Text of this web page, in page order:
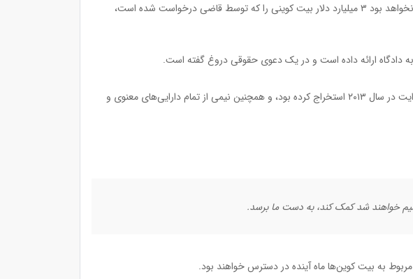
به گزارش «bitcoinexchangeguide»، کریگ رایت که ادعا می‌کند ساتوشی ناکاموتو (خالق بیت کوین) است، قادر نخواهد بود ۳ میلیارد دلار بیت کوینی را که توسط قاضی درخواست شده است،
طبق حکم صادره از طرف قاضی، «دیو کلینمن» (Dave Kleinman) شریکِ رایت، مالک نیمی از بیت کو‌ین‌هایی که رایت در سال ۲۰۱۳ استخراج کرده بود، و همچنین نیمی از تمام دارایی‌های معنوی و
خواهند شد کمک کند، به دست ما برسد.
به بیت کوین‌ها ماه آینده در دسترس خواهند بود.